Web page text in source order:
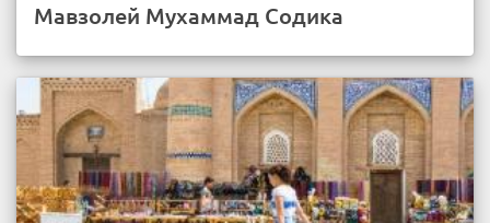
Мавзолей Мухаммад Содика